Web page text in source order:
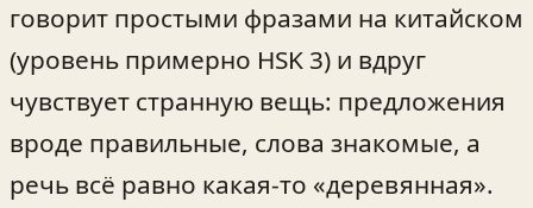
говорит простыми фразами на китайском
(уровень примерно HSK 3) и вдруг
чувствует странную вещь: предложения
вроде правильные, слова знакомые, а
речь всё равно какая-то «деревянная».